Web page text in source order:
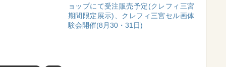
ョップにて受注販売予定(クレフィ三宮
期間限定展示)、クレフィ三宮セル画体
験会開催(8月30・31日)